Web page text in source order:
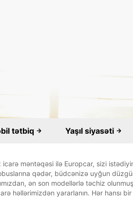
tətbiq Yaşıl siyasəti
məntəqəsi ilə Europcar, sizi
qədər, büdcənizə uyğun
ən son modellərlə təchiz
həllərimizdən yararlanın. Hər hansı